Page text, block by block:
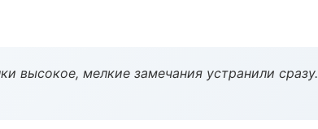
высокое, мелкие замечания устранили сразу.